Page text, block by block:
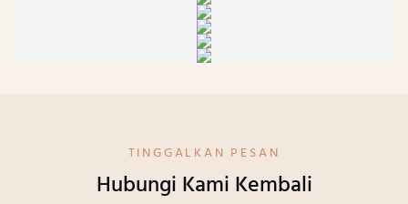
TINGGALKAN PESAN
Hubungi Kami Kembali